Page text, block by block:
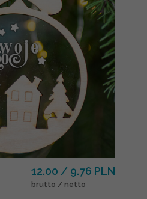
12.00 / 9.76 PLN
brutto / netto